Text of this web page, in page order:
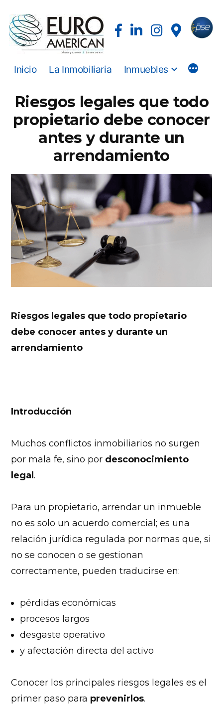
Inicio La Inmobiliaria Inmuebles
Riesgos legales que todo
propietario debe conocer
antes y durante un
arrendamiento
Riesgos legales que todo propietario
debe conocer antes y durante un
arrendamiento
Introducción
Muchos conflictos inmobiliarios no surgen
por mala fe, sino por desconocimiento
legal.
Para un propietario, arrendar un inmueble
no es solo un acuerdo comercial; es una
relación jurídica regulada por normas que, si
no se conocen o se gestionan
correctamente, pueden traducirse en:
pérdidas económicas
procesos largos
desgaste operativo
y afectación directa del activo
Conocer los principales riesgos legales es el
primer paso para prevenirlos.